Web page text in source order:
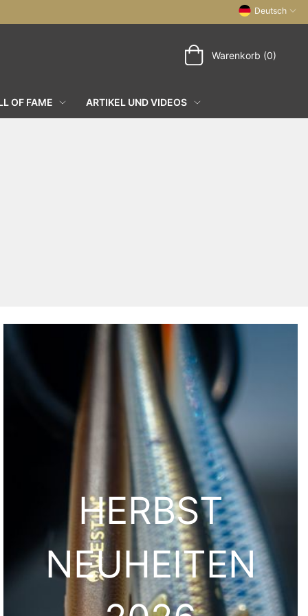
Deutsch
Warenkorb (0)
OF FAME ARTIKEL UND VIDEOS
HERBST
NEUHEITEN